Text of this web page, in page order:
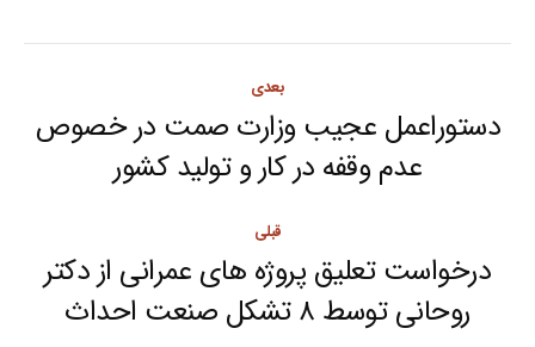
Post
navigation
قبلی
Previous
post:
درخواست تعلیق پروژه های عمرانی از دکتر
روحانی توسط ۸ تشکل صنعت احداث
بعدی
Next
post:
دستوراعمل عجیب وزارت صمت در خصوص
عدم وقفه در کار و تولید کشور